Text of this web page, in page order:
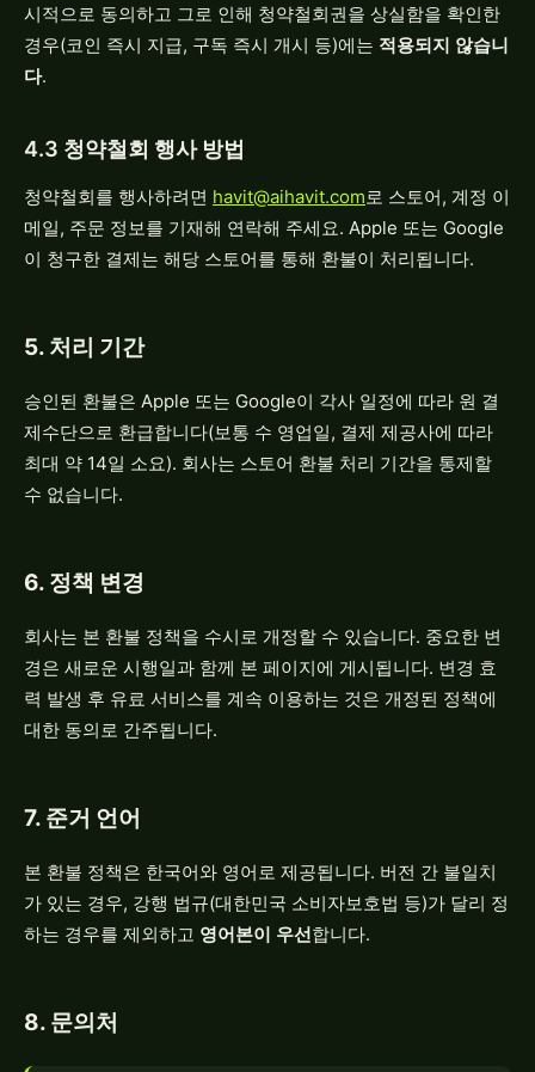
시적으로 동의하고 그로 인해 청약철회권을 상실함을 확인한
경우(코인 즉시 지급, 구독 즉시 개시 등)에는 적용되지 않습니
다.
4.3 청약철회 행사 방법
청약철회를 행사하려면 havit@aihavit.com로 스토어, 계정 이
메일, 주문 정보를 기재해 연락해 주세요. Apple 또는 Google
이 청구한 결제는 해당 스토어를 통해 환불이 처리됩니다.
5. 처리 기간
승인된 환불은 Apple 또는 Google이 각사 일정에 따라 원 결
제수단으로 환급합니다(보통 수 영업일, 결제 제공사에 따라
최대 약 14일 소요). 회사는 스토어 환불 처리 기간을 통제할
수 없습니다.
6. 정책 변경
회사는 본 환불 정책을 수시로 개정할 수 있습니다. 중요한 변
경은 새로운 시행일과 함께 본 페이지에 게시됩니다. 변경 효
력 발생 후 유료 서비스를 계속 이용하는 것은 개정된 정책에
대한 동의로 간주됩니다.
7. 준거 언어
본 환불 정책은 한국어와 영어로 제공됩니다. 버전 간 불일치
가 있는 경우, 강행 법규(대한민국 소비자보호법 등)가 달리 정
하는 경우를 제외하고 영어본이 우선합니다.
8. 문의처